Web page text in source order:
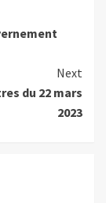
Next
du 22 mars
2023